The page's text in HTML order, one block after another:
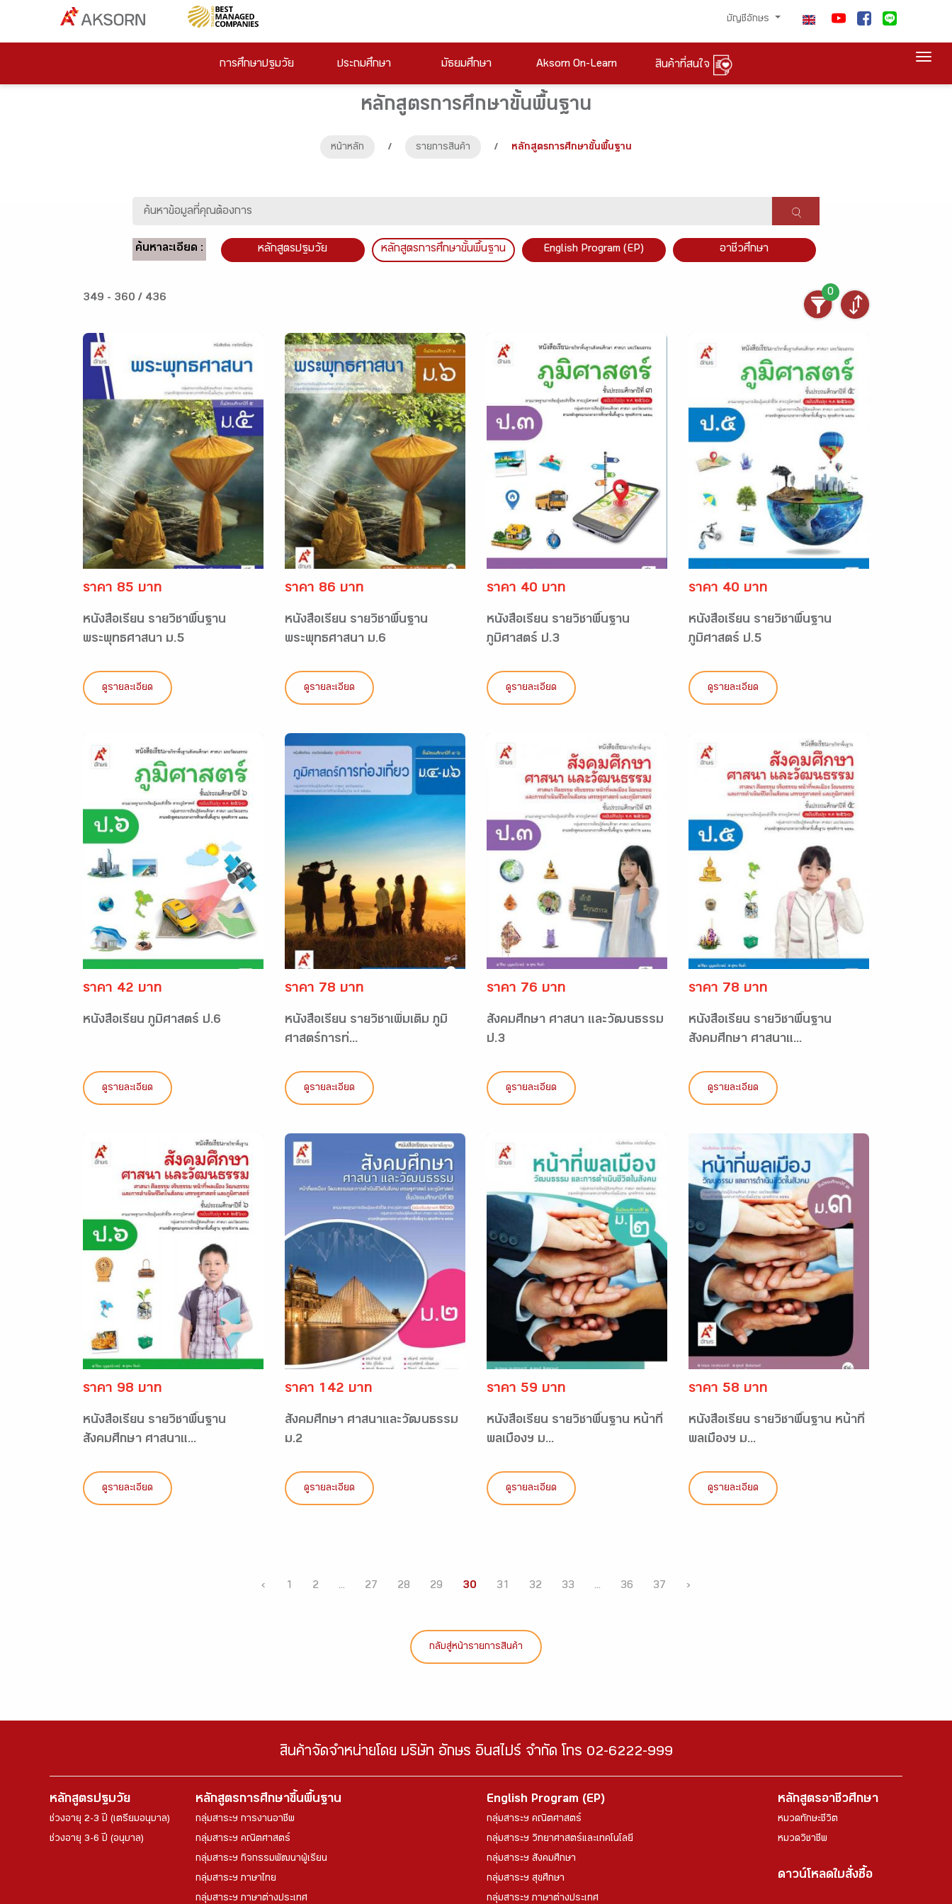
บัญชีอักษร
การศึกษาปฐมวัย ประถมศึกษา มัธยมศึกษา Aksorn On-Learn สินค้าที่สนใจ
หลักสูตรการศึกษาขั้นพื้นฐาน
หน้าหลัก / รายการสินค้า / หลักสูตรการศึกษาขั้นพื้นฐาน
ค้นหาละเอียด : หลักสูตรปฐมวัย หลักสูตรการศึกษาขั้นพื้นฐาน English Program (EP) อาชีวศึกษา
349 - 360 / 436
0
ราคา 85 บาท
หนังสือเรียน รายวิชาพื้นฐาน
พระพุทธศาสนา ม.5
ดูรายละเอียด
ราคา 86 บาท
หนังสือเรียน รายวิชาพื้นฐาน
พระพุทธศาสนา ม.6
ดูรายละเอียด
ราคา 40 บาท
หนังสือเรียน รายวิชาพื้นฐาน
ภูมิศาสตร์ ป.3
ดูรายละเอียด
ราคา 40 บาท
หนังสือเรียน รายวิชาพื้นฐาน
ภูมิศาสตร์ ป.5
ดูรายละเอียด
ราคา 42 บาท
หนังสือเรียน ภูมิศาสตร์ ป.6
ดูรายละเอียด
ราคา 78 บาท
หนังสือเรียน รายวิชาเพิ่มเติม ภูมิ
ศาสตร์การท่...
ดูรายละเอียด
ราคา 76 บาท
สังคมศึกษา ศาสนา และวัฒนธรรม
ป.3
ดูรายละเอียด
ราคา 78 บาท
หนังสือเรียน รายวิชาพื้นฐาน
สังคมศึกษา ศาสนาแ...
ดูรายละเอียด
ราคา 98 บาท
หนังสือเรียน รายวิชาพื้นฐาน
สังคมศึกษา ศาสนาแ...
ดูรายละเอียด
ราคา 142 บาท
สังคมศึกษา ศาสนาและวัฒนธรรม
ม.2
ดูรายละเอียด
ราคา 59 บาท
หนังสือเรียน รายวิชาพื้นฐาน หน้าที่
พลเมืองฯ ม...
ดูรายละเอียด
ราคา 58 บาท
หนังสือเรียน รายวิชาพื้นฐาน หน้าที่
พลเมืองฯ ม...
ดูรายละเอียด
‹ 1 2 ... 27 28 29 30 31 32 33 ... 36 37 ›
กลับสู่หน้ารายการสินค้า
สินค้าจัดจำหน่ายโดย บริษัท อักษร อินสไปร์ จำกัด โทร 02-6222-999
หลักสูตรปฐมวัย
ช่วงอายุ 2-3 ปี (เตรียมอนุบาล)
ช่วงอายุ 3-6 ปี (อนุบาล)
หลักสูตรการศึกษาขึ้นพื้นฐาน
กลุ่มสาระฯ การงานอาชีพ
กลุ่มสาระฯ คณิตศาสตร์
กลุ่มสาระฯ กิจกรรมพัฒนาผู้เรียน
กลุ่มสาระฯ ภาษาไทย
กลุ่มสาระฯ ภาษาต่างประเทศ
English Program (EP)
กลุ่มสาระฯ คณิตศาสตร์
กลุ่มสาระฯ วิทยาศาสตร์และเทคโนโลยี
กลุ่มสาระฯ สังคมศึกษา
กลุ่มสาระฯ สุขศึกษา
กลุ่มสาระฯ ภาษาต่างประเทศ
หลักสูตรอาชีวศึกษา
หมวดทักษะชีวิต
หมวดวิชาชีพ
ดาวน์โหลดใบสั่งซื้อ